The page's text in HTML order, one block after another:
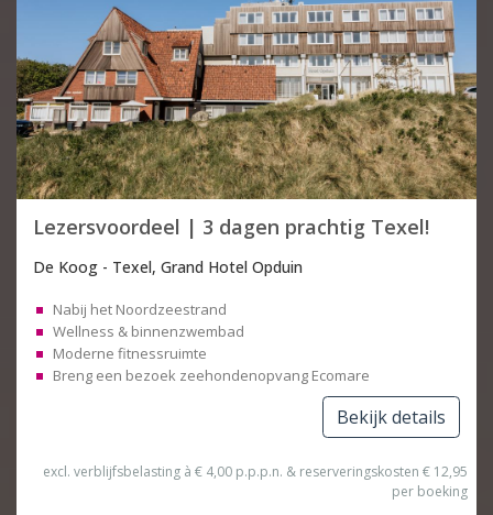
Lezersvoordeel | 3 dagen prachtig Texel!
De Koog - Texel, Grand Hotel Opduin
Nabij het Noordzeestrand
Wellness & binnenzwembad
Moderne fitnessruimte
Breng een bezoek zeehondenopvang Ecomare
Bekijk details
excl. verblijfsbelasting à € 4,00 p.p.p.n. & reserveringskosten € 12,95
per boeking